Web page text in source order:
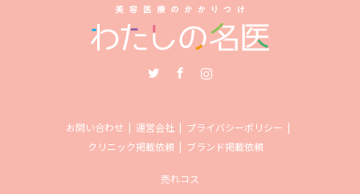
お問い合わせ 運営会社
プライバシーポリシー
クリニック掲載依頼
ブランド掲載依頼
売れコス